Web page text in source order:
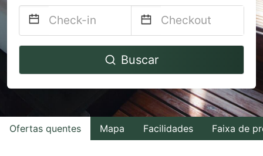
Navigate
to
with
the
Navigate
to
interact
with
the
Buscar
Ofertas quentes Mapa Facilidades Faixa de